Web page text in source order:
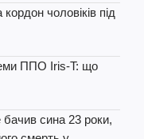
чоловіків під
ППО Iris-T: що
сина 23 роки,